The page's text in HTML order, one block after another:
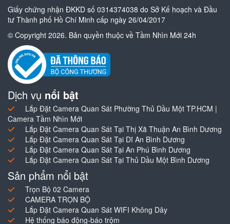
Giấy chứng nhận ĐKKD số 0314374038 do Sở Kế hoạch và Đầu
tư Thành phố Hồ Chí Minh cấp ngày 26/04/2017
© Copyright 2026. Bản quyền thuộc về Tầm Nhìn Mới 24h
Dịch vụ nổi bật
Lắp Đặt Camera Quan Sát Phường Thủ Dầu Một TP.HCM |
Camera Tầm Nhìn Mới
Lắp Đặt Camera Quan Sát Tại Thị Xã Thuận An Bình Dương
Lắp Đặt Camera Quan Sát Tại Dĩ An Bình Dương
Lắp Đặt Camera Quan Sát Tại An Phú Bình Dương
Lắp Đặt Camera Quan Sát Tại Thủ Dầu Một Bình Dương
Sản phẩm nổi bật
Trọn Bộ 02 Camera
CAMERA TRỌN BỘ
Lắp Đặt Camera Quan Sát WIFI Không Dây
Hệ thống báo động-báo trộm